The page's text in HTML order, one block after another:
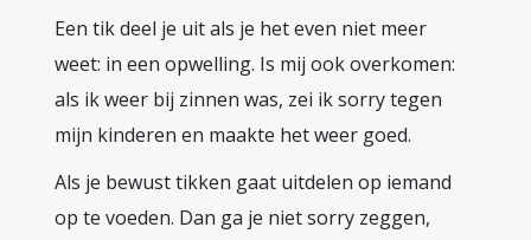
Een tik deel je uit als je het even niet meer
weet: in een opwelling. Is mij ook overkomen:
als ik weer bij zinnen was, zei ik sorry tegen
mijn kinderen en maakte het weer goed.
Als je bewust tikken gaat uitdelen op iemand
op te voeden. Dan ga je niet sorry zeggen,